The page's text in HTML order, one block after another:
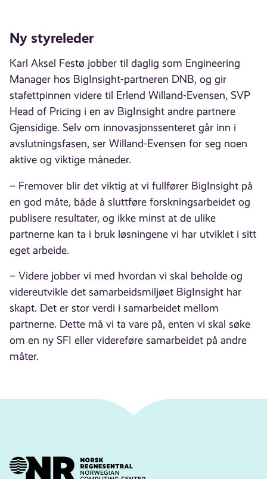
Ny styreleder
Karl Aksel Festø jobber til daglig som Engineering
Manager hos BigInsight-partneren DNB, og gir
stafettpinnen videre til Erlend Willand-Evensen, SVP
Head of Pricing i en av BigInsight andre partnere
Gjensidige. Selv om innovasjonssenteret går inn i
avslutningsfasen, ser Willand-Evensen for seg noen
aktive og viktige måneder.
– Fremover blir det viktig at vi fullfører BigInsight på
en god måte, både å sluttføre forskningsarbeidet og
publisere resultater, og ikke minst at de ulike
partnerne kan ta i bruk løsningene vi har utviklet i sitt
eget arbeide.
– Videre jobber vi med hvordan vi skal beholde og
videreutvikle det samarbeidsmiljøet BigInsight har
skapt. Det er stor verdi i samarbeidet mellom
partnerne. Dette må vi ta vare på, enten vi skal søke
om en ny SFI eller videreføre samarbeidet på andre
måter.